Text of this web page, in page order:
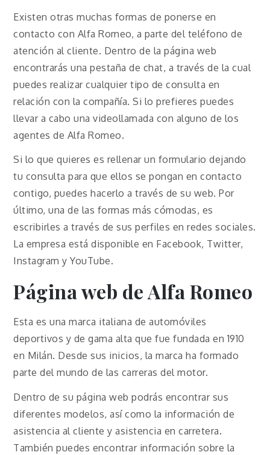
Existen otras muchas formas de ponerse en
contacto con Alfa Romeo, a parte del teléfono de
atención al cliente. Dentro de la página web
encontrarás una pestaña de chat, a través de la cual
puedes realizar cualquier tipo de consulta en
relación con la compañía. Si lo prefieres puedes
llevar a cabo una videollamada con alguno de los
agentes de Alfa Romeo.
Si lo que quieres es rellenar un formulario dejando
tu consulta para que ellos se pongan en contacto
contigo, puedes hacerlo a través de su web. Por
último, una de las formas más cómodas, es
escribirles a través de sus perfiles en redes sociales.
La empresa está disponible en Facebook, Twitter,
Instagram y YouTube.
Página web de Alfa Romeo
Esta es una marca italiana de automóviles
deportivos y de gama alta que fue fundada en 1910
en Milán. Desde sus inicios, la marca ha formado
parte del mundo de las carreras del motor.
Dentro de su página web podrás encontrar sus
diferentes modelos, así como la información de
asistencia al cliente y asistencia en carretera.
También puedes encontrar información sobre la